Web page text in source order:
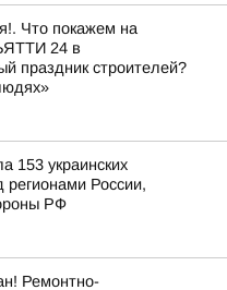
Что покажем на
24 в
праздник строителей?
153 украинских
регионами России,
РФ
Ремонтно-